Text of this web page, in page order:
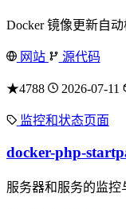
Docker 镜像更新自动
网站 源代码
★4788 2026-07-11
监控和状态页面
docker-php-
服务器和服务的监控